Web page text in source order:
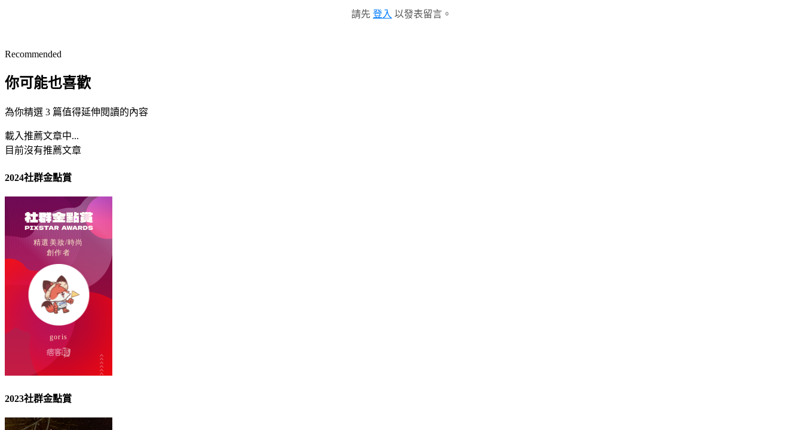
請先 登入 以發表留言。
Recommended
你可能也喜歡
為你精選 3 篇值得延伸閱讀的內容
載入推薦文章中...
目前沒有推薦文章
2024社群金點賞
2023社群金點賞